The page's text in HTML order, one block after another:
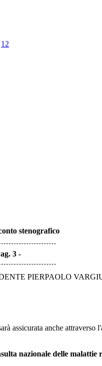
12
stenografico
3
PIERPAOLO
assicurata anche
nazionale delle malattie